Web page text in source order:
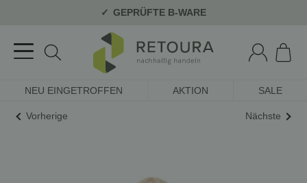
GEPRÜFTE B-WARE
NEU EINGETROFFEN AKTION SALE
Vorherige Nächste